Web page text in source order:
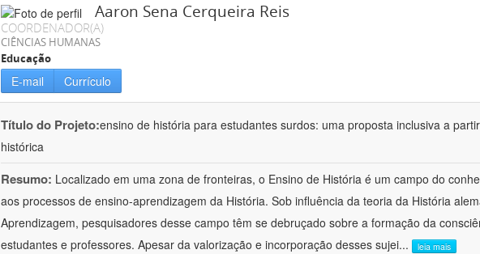
Aaron Sena Cerqueira Reis
COORDENADOR(A)
CIÊNCIAS HUMANAS
Educação
E-mail Currículo
Título do Projeto:ensino de história para estudantes surdos: uma proposta inclusiva a
histórica
Resumo: Localizado em uma zona de fronteiras, o Ensino de História é um campo do
aos processos de ensino-aprendizagem da História. Sob influência da teoria da História
Aprendizagem, pesquisadores desse campo têm se debruçado sobre a formação da
estudantes e professores. Apesar da valorização e incorporação desses sujei... leia mais